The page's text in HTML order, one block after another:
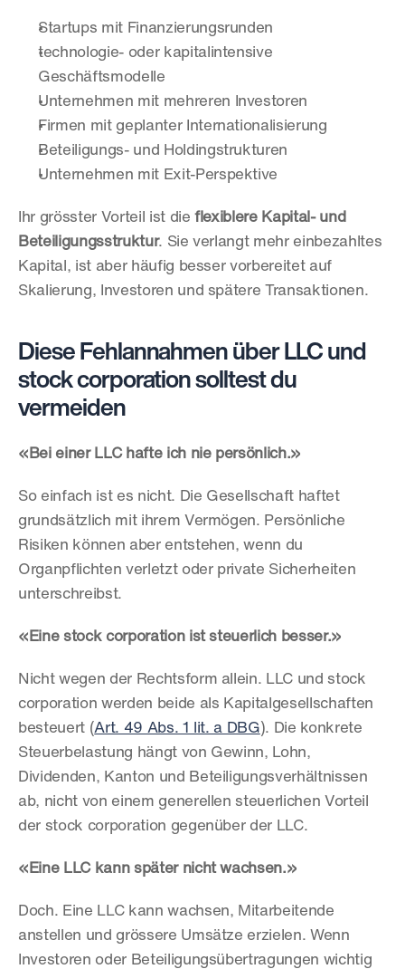
Startups mit Finanzierungsrunden
technologie- oder kapitalintensive
Geschäftsmodelle
Unternehmen mit mehreren Investoren
Firmen mit geplanter Internationalisierung
Beteiligungs- und Holdingstrukturen
Unternehmen mit Exit-Perspektive
Ihr grösster Vorteil ist die flexiblere Kapital- und
Beteiligungsstruktur. Sie verlangt mehr einbezahltes
Kapital, ist aber häufig besser vorbereitet auf
Skalierung, Investoren und spätere Transaktionen.
Diese Fehlannahmen über LLC und
stock corporation solltest du
vermeiden
«Bei einer LLC hafte ich nie persönlich.»
So einfach ist es nicht. Die Gesellschaft haftet
grundsätzlich mit ihrem Vermögen. Persönliche
Risiken können aber entstehen, wenn du
Organpflichten verletzt oder private Sicherheiten
unterschreibst.
«Eine stock corporation ist steuerlich besser.»
Nicht wegen der Rechtsform allein. LLC und stock
corporation werden beide als Kapitalgesellschaften
besteuert (Art. 49 Abs. 1 lit. a DBG). Die konkrete
Steuerbelastung hängt von Gewinn, Lohn,
Dividenden, Kanton und Beteiligungsverhältnissen
ab, nicht von einem generellen steuerlichen Vorteil
der stock corporation gegenüber der LLC.
«Eine LLC kann später nicht wachsen.»
Doch. Eine LLC kann wachsen, Mitarbeitende
anstellen und grössere Umsätze erzielen. Wenn
Investoren oder Beteiligungsübertragungen wichtig